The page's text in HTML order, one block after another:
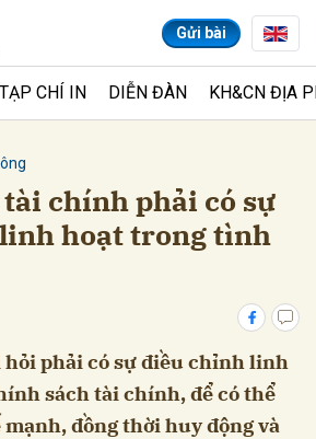
Gửi bài
TẠP CHÍ IN DIỄN ĐÀN KH&CN ĐỊA
chính phải có sự
hoạt trong tình
hỏi phải có sự điều chỉnh linh
sách tài chính, để có thể
đồng thời huy động và
Hủy Gửi